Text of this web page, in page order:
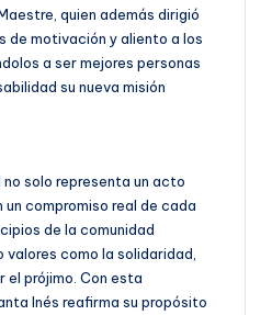
quien además dirigió
de motivación y aliento a los
a ser mejores personas
su nueva misión
no solo representa un acto
compromiso real de cada
de la comunidad
valores como la solidaridad,
el prójimo. Con esta
Inés reafirma su propósito